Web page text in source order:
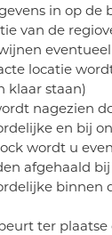
in op de
van de
locatie
klaar staan)
nagezien
en bij
wordt u
afgehaald
binnen
ter plaatse